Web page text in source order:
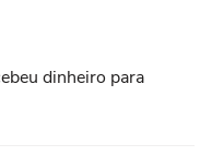
dinheiro para